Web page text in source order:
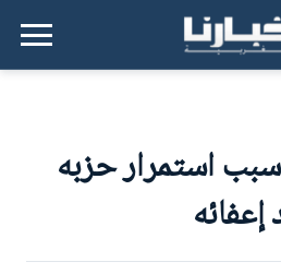
القائمة الرئيسية
استمرار حزبه